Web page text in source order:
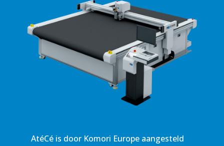
AtéCé is door Komori Europe aangesteld